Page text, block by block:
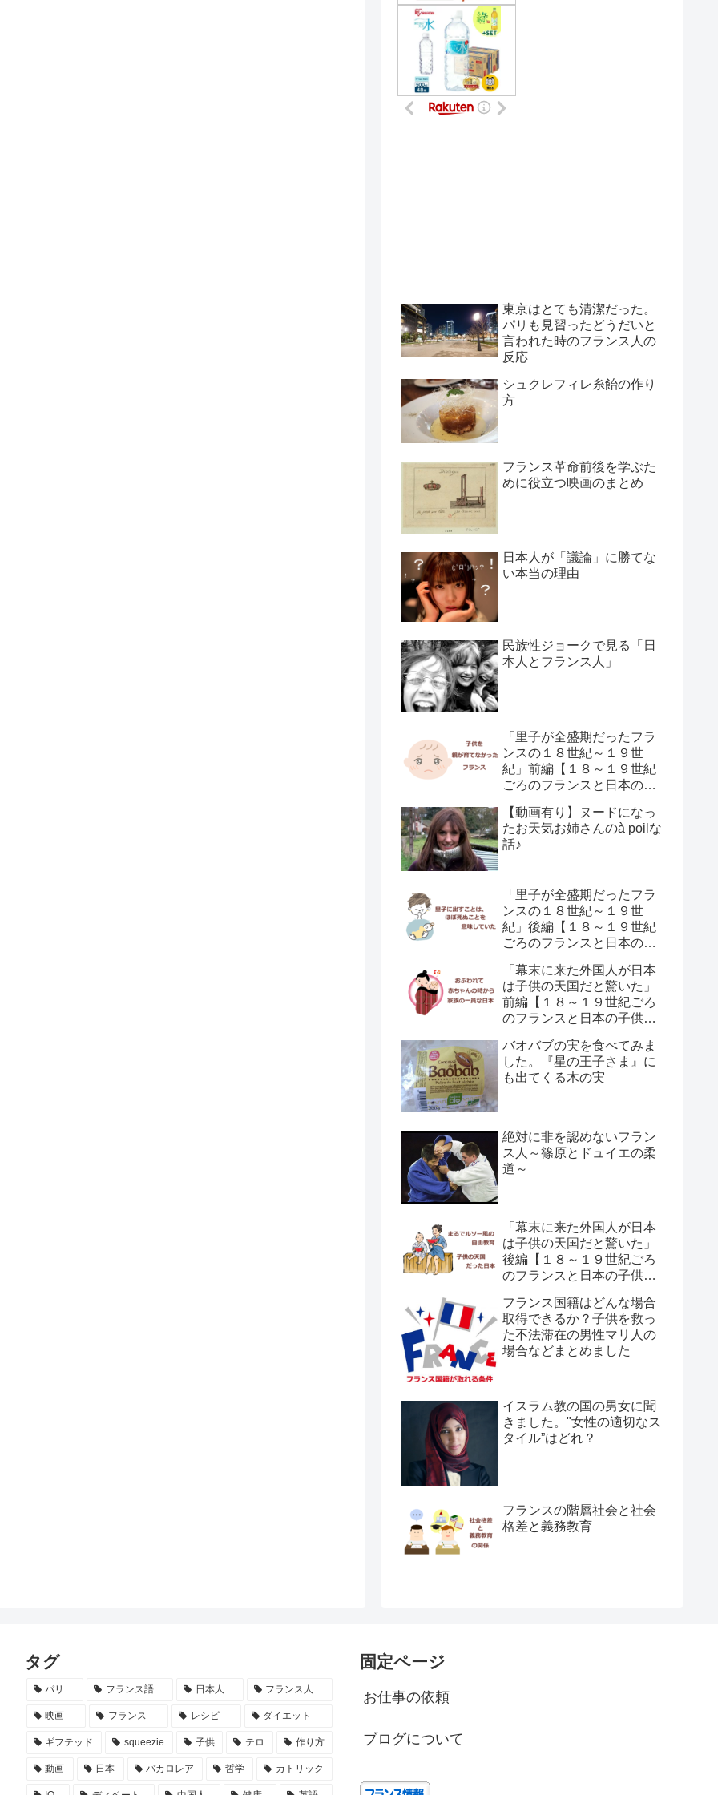
東京はとても清潔だった。
パリも見習ったどうだいと
言われた時のフランス人の
反応
シュクレフィレ糸飴の作り
方
フランス革命前後を学ぶた
めに役立つ映画のまとめ
日本人が「議論」に勝てな
い本当の理由
民族性ジョークで見る「日
本人とフランス人」
「里子が全盛期だったフラ
ンスの１８世紀～１９世
紀」前編【１８～１９世紀
ごろのフランスと日本の子
【動画有り】ヌードになっ
たお天気お姉さんのà poilな
話♪
「里子が全盛期だったフラ
ンスの１８世紀～１９世
紀」後編【１８～１９世紀
ごろのフランスと日本の子
「幕末に来た外国人が日本
は子供の天国だと驚いた」
前編【１８～１９世紀ごろ
のフランスと日本の子供の
バオバブの実を食べてみま
した。『星の王子さま』に
も出てくる木の実
絶対に非を認めないフラン
ス人～篠原とドュイエの柔
道～
「幕末に来た外国人が日本
は子供の天国だと驚いた」
後編【１８～１９世紀ごろ
のフランスと日本の子供の
フランス国籍はどんな場合
取得できるか？子供を救っ
た不法滞在の男性マリ人の
場合などまとめました
イスラム教の国の男女に聞
きました。"女性の適切なス
タイル”はどれ？
フランスの階層社会と社会
格差と義務教育
タグ
パリ フランス語 日本人 フランス人
映画 フランス レシピ ダイエット
ギフテッド squeezie 子供 テロ 作り方
動画 日本 バカロレア 哲学 カトリック
固定ページ
お仕事の依頼
ブログについて